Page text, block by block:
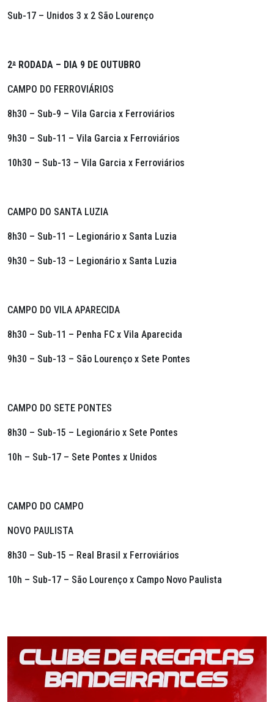
Sub-17 – Unidos 3 x 2 São Lourenço
2ª RODADA – DIA 9 DE OUTUBRO
CAMPO DO FERROVIÁRIOS
8h30 – Sub-9 – Vila Garcia x Ferroviários
9h30 – Sub-11 – Vila Garcia x Ferroviários
10h30 – Sub-13 – Vila Garcia x Ferroviários
CAMPO DO SANTA LUZIA
8h30 – Sub-11 – Legionário x Santa Luzia
9h30 – Sub-13 – Legionário x Santa Luzia
CAMPO DO VILA APARECIDA
8h30 – Sub-11 – Penha FC x Vila Aparecida
9h30 – Sub-13 – São Lourenço x Sete Pontes
CAMPO DO SETE PONTES
8h30 – Sub-15 – Legionário x Sete Pontes
10h – Sub-17 – Sete Pontes x Unidos
CAMPO DO CAMPO
NOVO PAULISTA
8h30 – Sub-15 – Real Brasil x Ferroviários
10h – Sub-17 – São Lourenço x Campo Novo Paulista